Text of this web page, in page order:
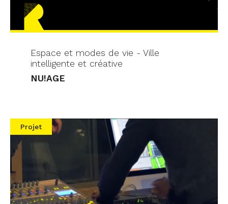
Espace et modes de vie - Ville
intelligente et créative
NU!AGE
Projet